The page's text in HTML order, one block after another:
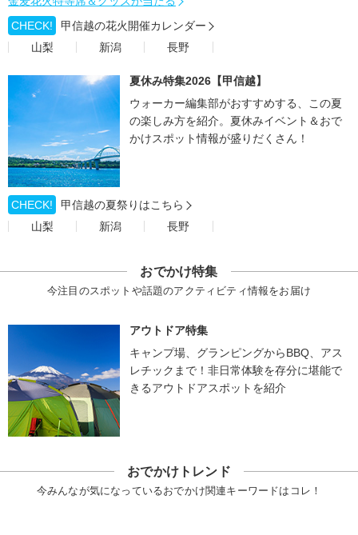
CHECK!
甲信越の花火開催カレンダー
山梨
新潟 長野
夏休み特集2026【甲信越】
ウォーカー編集部がおすすめする、この夏
の楽しみ方を紹介。夏休みイベント＆おで
かけスポット情報が盛りだくさん！
CHECK!
甲信越の夏祭りはこちら
山梨
新潟 長野
おでかけ特集
今注目のスポットや話題のアクティビティ情報をお届け
アウトドア特集
キャンプ場、グランピングからBBQ、アス
レチックまで！非日常体験を存分に堪能で
きるアウトドアスポットを紹介
おでかけトレンド
今みんなが気になっているおでかけ関連キーワードはコレ！